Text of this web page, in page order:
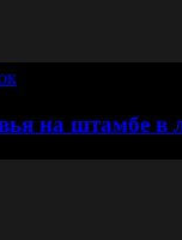
на штамбе